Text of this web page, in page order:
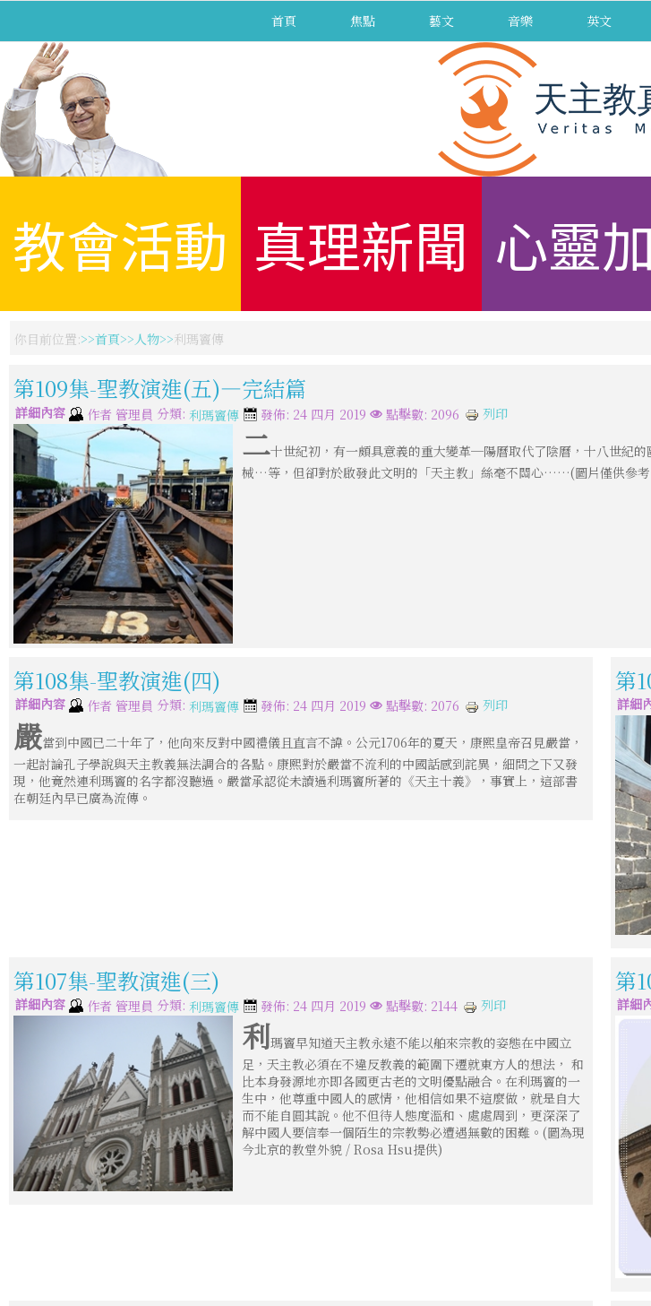
首頁 焦點 藝文 音樂 英文
教會活動 真理新聞 心靈
你目前位置: 首頁 人物 利瑪竇傳
第109集-聖教演進(五)—完結篇
詳細內容 作者 管理員 分類: 利瑪竇傳 發佈: 24 四月 2019 點擊數: 2096 列印
二十世紀初，有一頗具意義的重大變革─陽曆取代了陰曆，十八世紀
械…等，但卻對於啟發此文明的「天主教」絲毫不關心……(圖片僅供參
第108集-聖教演進(四)
詳細內容 作者 管理員 分類: 利瑪竇傳 發佈: 24 四月 2019 點擊數: 2076 列印
嚴當到中國已二十年了，他向來反對中國禮儀且直言不諱。公元1706年的夏天，康熙皇帝召見嚴當，
一起討論孔子學說與天主教義無法調合的各點。康熙對於嚴當不流利的中國話感到詫異，細問之下又發
現，他竟然連利瑪竇的名字都沒聽過。嚴當承認從未讀過利瑪竇所著的《天主十義》，事實上，這部書
在朝廷內早已廣為流傳。
第
詳細
第107集-聖教演進(三)
詳細內容 作者 管理員 分類: 利瑪竇傳 發佈: 24 四月 2019 點擊數: 2144 列印
利瑪竇早知道天主教永遠不能以舶來宗教的姿態在中國立
足，天主教必須在不違反教義的範圍下遷就東方人的想法， 和
比本身發源地亦即各國更古老的文明優點融合。在利瑪竇的一
生中，他尊重中國人的感情，他相信如果不這麼做，就是自大
而不能自圓其說。他不但待人態度溫和、處處周到，更深深了
解中國人要信奉一個陌生的宗教勢必遭遇無數的困難。(圖為現
今北京的教堂外貌 / Rosa Hsu提供)
第
詳細